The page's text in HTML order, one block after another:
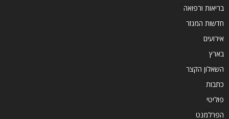
בריאות ורפואה
חדשות המגזר
אירועים
בארץ
השאלון הקצר
כתבות
פוליטי
הפרלמנט